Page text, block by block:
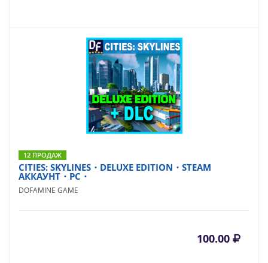
12 ПРОДАЖ
CITIES: SKYLINES・DELUXE EDITION・STEAM
АККАУНТ・PC・
DOFAMINE GAME
100.00